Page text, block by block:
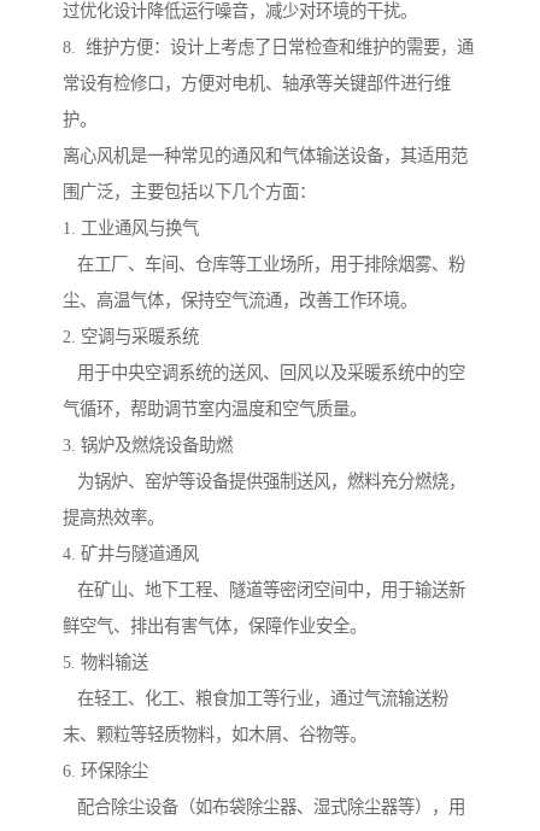
过优化设计降低运行噪音，减少对环境的干扰。
8. 维护方便：设计上考虑了日常检查和维护的需要，通
常设有检修口，方便对电机、轴承等关键部件进行维
护。
离心风机是一种常见的通风和气体输送设备，其适用范
围广泛，主要包括以下几个方面：
1. 工业通风与换气
在工厂、车间、仓库等工业场所，用于排除烟雾、粉
尘、高温气体，保持空气流通，改善工作环境。
2. 空调与采暖系统
用于中央空调系统的送风、回风以及采暖系统中的空
气循环，帮助调节室内温度和空气质量。
3. 锅炉及燃烧设备助燃
为锅炉、窑炉等设备提供强制送风，燃料充分燃烧，
提高热效率。
4. 矿井与隧道通风
在矿山、地下工程、隧道等密闭空间中，用于输送新
鲜空气、排出有害气体，保障作业安全。
5. 物料输送
在轻工、化工、粮食加工等行业，通过气流输送粉
末、颗粒等轻质物料，如木屑、谷物等。
6. 环保除尘
配合除尘设备（如布袋除尘器、湿式除尘器等），用